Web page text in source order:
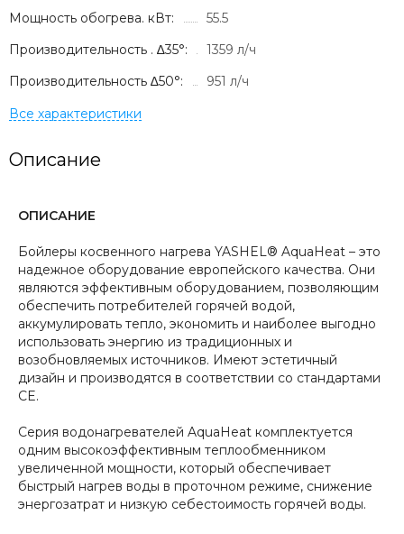
Мощность обогрева. кВт:
55.5
Производительность . ∆35°:
1359 л/ч
Производительность ∆50°:
951 л/ч
Описание
ОПИСАНИЕ
Бойлеры косвенного нагрева YASHEL® AquaHeat – это
надежное оборудование европейского качества. Они
являются эффективным оборудованием, позволяющим
обеспечить потребителей горячей водой,
аккумулировать тепло, экономить и наиболее выгодно
использовать энергию из традиционных и
возобновляемых источников. Имеют эстетичный
дизайн и производятся в соответствии со стандартами
CE.
Серия водонагревателей AquaHeat комплектуется
одним высокоэффективным теплообменником
увеличенной мощности, который обеспечивает
быстрый нагрев воды в проточном режиме, снижение
энергозатрат и низкую себестоимость горячей воды.